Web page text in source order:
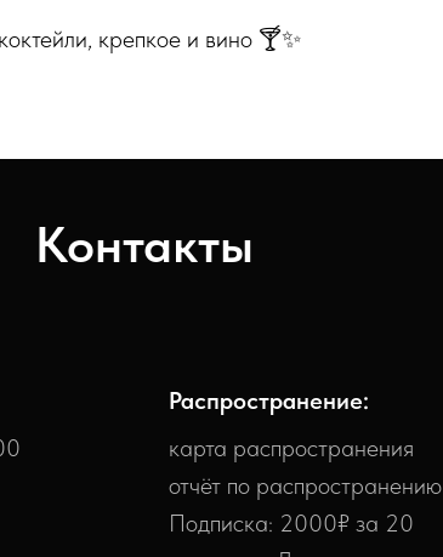
крепкое и вино 🍸✨
Контакты
Распространение:
карта распространения
отчёт по распространению
Подписка: 2000₽ за 20